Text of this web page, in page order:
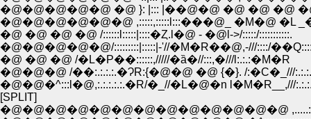
�@�@�@�@�@ �@ }: |::: |��@�@ �@ �@ �@
�@�@�@�@�@�@ ,:::::,:::::l:::���@_ �M�@ �L
�@ �@ �@ �@ /::::::l:::::|::::�Ȥ.l�@ - �@l->/:::::/:::::::::::.
�@�@�@�@�@/:::::::::|:::::|-'//�M�R��@,-///::::/
�@ �@ �@ /�L�P��::::::,/////�ȁ�//:::,�///l:.:.:�M�R
�@�@�@ /��:.:.:.:.�ɁR:{�@�@ �@ {�}. /:�C�_///
�@�@�^:::l�@,:.:.:.:.:.�R/�_//�L�@�n l�M�R__,///
[SPLIT]
�@�@�@�@�@�@�@�@�@�@�@�@�@